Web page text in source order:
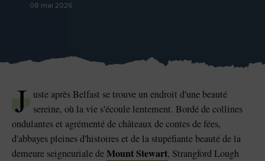
08 mai 2026
J uste après Belfast se trouve un endroit d'une beauté
sereine, où la vie s'écoule lentement. Bordé de collines
ondulantes et agrémenté de châteaux de contes de fées,
d'abbayes pleines d'histoires et de la stupéfiante beauté de la
demeure seigneuriale deMount Stewart, Strangford Lough